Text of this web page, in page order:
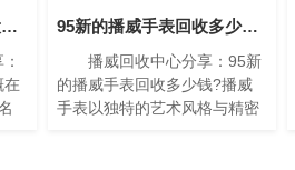
二手梵克雅宝手表回收大概在多少?(梵克雅宝高价回收指南)
在
95新的播威手表回收多少钱?(高价回收指南)
播威回收中心分享：95新
的播威手表回收多少钱?播威
手表以独特的艺术风格与精密